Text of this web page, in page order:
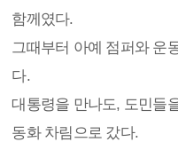
함께였다.
그때부터 아예 점퍼와 운
다.
대통령을 만나도, 도민들
동화 차림으로 갔다.